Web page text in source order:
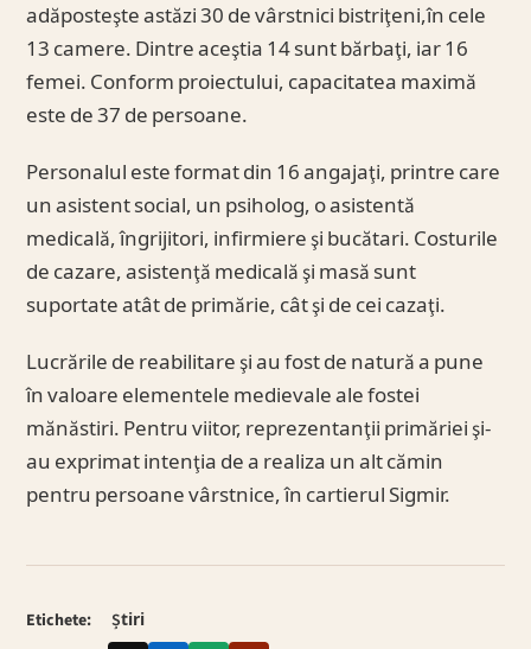
adăposteşte astăzi 30 de vârstnici bistriţeni,în cele
13 camere. Dintre aceştia 14 sunt bărbaţi, iar 16
femei. Conform proiectului, capacitatea maximă
este de 37 de persoane.
Personalul este format din 16 angajaţi, printre care
un asistent social, un psiholog, o asistentă
medicală, îngrijitori, infirmiere şi bucătari. Costurile
de cazare, asistenţă medicală şi masă sunt
suportate atât de primărie, cât şi de cei cazaţi.
Lucrările de reabilitare şi au fost de natură a pune
în valoare elementele medievale ale fostei
mănăstiri. Pentru viitor, reprezentanţii primăriei şi-
au exprimat intenţia de a realiza un alt cămin
pentru persoane vârstnice, în cartierul Sigmir.
Etichete:
Știri